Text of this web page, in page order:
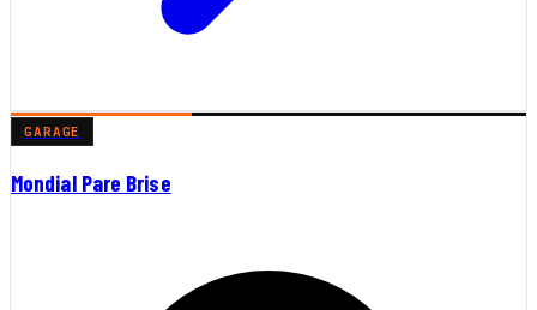
GARAGE
Mondial Pare Brise